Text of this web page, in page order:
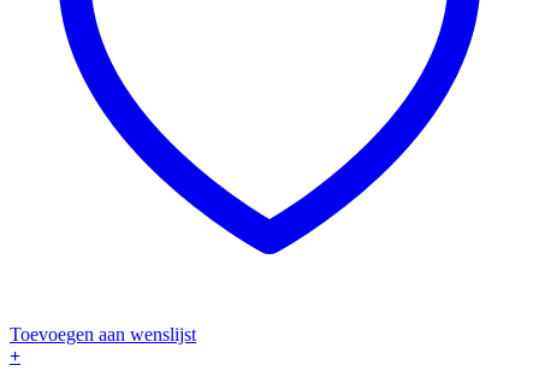
Toevoegen aan wenslijst
+